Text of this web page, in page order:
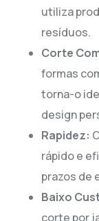
utiliza
resíduos.
Corte
formas
torna-o
design
Rapidez:
rápido e
prazos de
Baixo
corte por